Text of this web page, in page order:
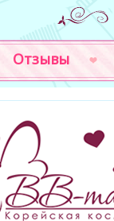
Отзывы